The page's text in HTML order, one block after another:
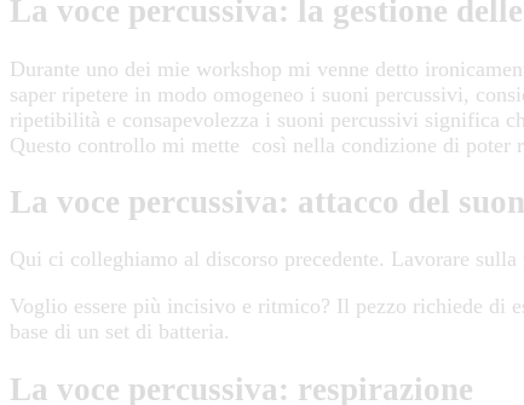
La voce percussiva: la gestione
Durante uno dei mie workshop mi venne detto
saper ripetere in modo omogeneo i suoni percussivi,
ripetibilità e consapevolezza i suoni percussivi significa
Questo controllo mi mette così nella condizione di poter
La voce percussiva: attacco del
Qui ci colleghiamo al discorso precedente. Lavorare
Voglio essere più incisivo e ritmico? Il pezzo richiede di
base di un set di batteria.
La voce percussiva: respirazione